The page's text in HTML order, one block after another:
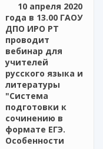
10 апреля 2020
года в 13.00 ГАОУ
ДПО ИРО РТ
проводит
вебинар для
учителей
русского языка и
литературы
"Система
подготовки к
сочинению в
формате ЕГЭ.
Особенности